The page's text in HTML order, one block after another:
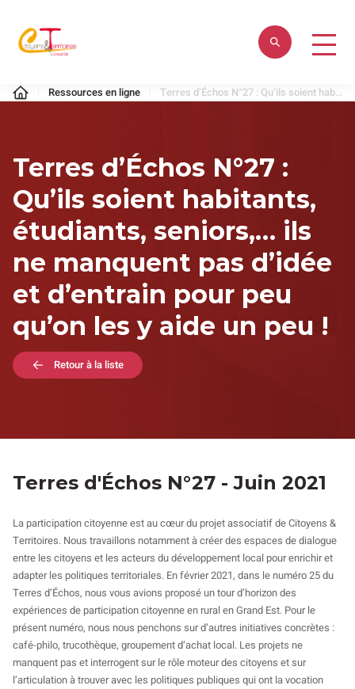
contenu
Citoyens
&
Ressources en ligne Terres d’Échos N°27 : Qu’ils soient habitants, étudiants, seniors,… ils ne manquent pas d’idée et d’entrain pour peu qu’on les y aide un peu !
Terres d’Échos N°27 :
Qu’ils soient habitants,
étudiants, seniors,… ils
ne manquent pas d’idée
et d’entrain pour peu
qu’on les y aide un peu !
Retour à la liste
Terres d'Échos N°27 - Juin 2021
La participation citoyenne est au cœur du projet associatif de Citoyens &
Territoires. Nous travaillons notamment à créer des espaces de dialogue
entre les citoyens et les acteurs du développement local pour enrichir et
adapter les politiques territoriales. En février 2021, dans le numéro 25 du
Terres d’Échos, nous vous avions proposé un tour d’horizon des
expériences de participation citoyenne en rural en Grand Est. Pour le
présent numéro, nous nous penchons sur d’autres initiatives concrètes :
café-philo, trucothèque, groupement d’achat local. Les projets ne
manquent pas et interrogent sur le rôle moteur des citoyens et sur
l’articulation à trouver avec les politiques publiques qui ont la vocation